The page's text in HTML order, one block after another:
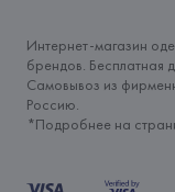
Интернет-магазин
брендов. Бесплатная
Самовывоз из
Россию.
*Подробнее на